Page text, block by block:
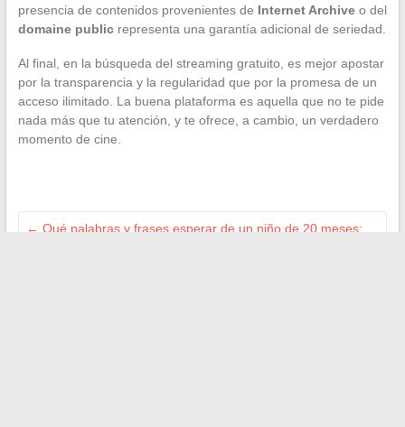
presencia de contenidos provenientes de Internet Archiveo del
domaine publicrepresenta una garantía adicional de seriedad.
Al final, en la búsqueda del streaming gratuito, es mejor apostar
por la transparencia y la regularidad que por la promesa de un
acceso ilimitado. La buena plataforma es aquella que no te pide
nada más que tu atención, y te ofrece, a cambio, un verdadero
momento de cine.
← Qué palabras y frases esperar de un niño de 20 meses: